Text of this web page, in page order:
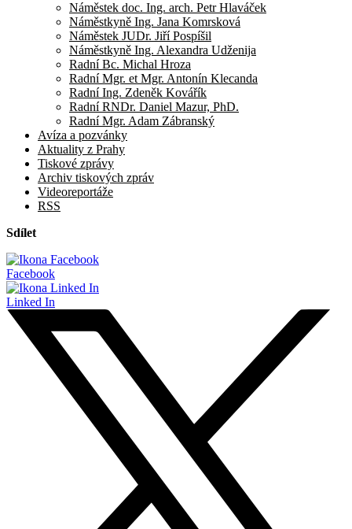
Náměstek doc. Ing. arch. Petr Hlaváček
Náměstkyně Ing. Jana Komrsková
Náměstek JUDr. Jiří Pospíšil
Náměstkyně Ing. Alexandra Udženija
Radní Bc. Michal Hroza
Radní Mgr. et Mgr. Antonín Klecanda
Radní Ing. Zdeněk Kovářík
Radní RNDr. Daniel Mazur, PhD.
Radní Mgr. Adam Zábranský
Avíza a pozvánky
Aktuality z Prahy
Tiskové zprávy
Archiv tiskových zpráv
Videoreportáže
RSS
Sdílet
Facebook
Linked In